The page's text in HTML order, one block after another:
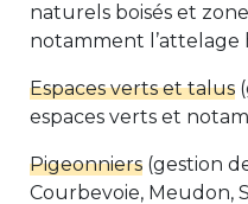
naturels boisés et
notamment l’attelage
Espaces verts et talus
espaces verts et
Pigeonniers(gestion
Courbevoie, Meudon,